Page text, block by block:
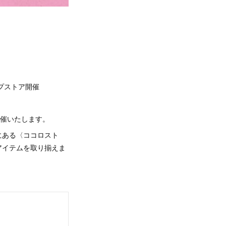
ストア開催
いたします。
る〈ココロスト
テムを取り揃えま